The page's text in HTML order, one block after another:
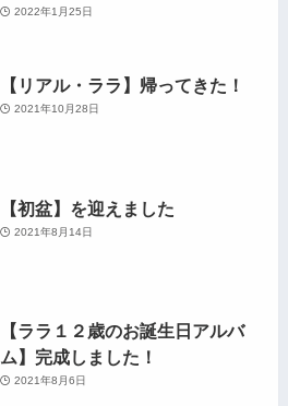
2022年1月25日
【リアル・ララ】帰ってきた！
2021年10月28日
【初盆】を迎えました
2021年8月14日
【ララ１２歳のお誕生日アルバ
ム】完成しました！
2021年8月6日